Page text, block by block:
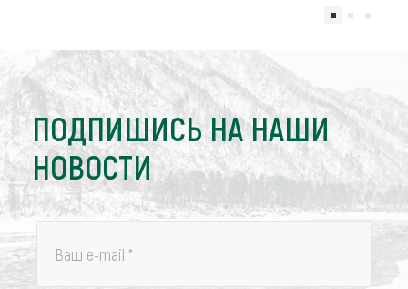
ПОДПИШИСЬ НА НАШИ
НОВОСТИ
Ваш e-mail *